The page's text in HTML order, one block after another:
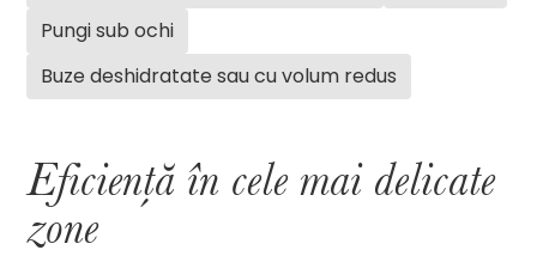
Pungi sub ochi
Buze deshidratate sau cu volum redus
Eficiență în cele mai delicate
zone